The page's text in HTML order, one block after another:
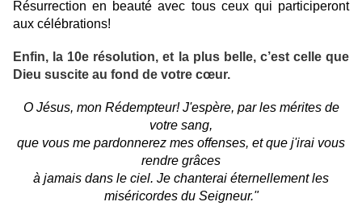
Résurrection en beauté avec tous ceux qui participeront
aux célébrations!
Enfin, la 10e résolution, et la plus belle, c’est celle que
Dieu suscite au fond de votre cœur.
O Jésus, mon Rédempteur! J'espère, par les mérites de
votre sang,
que vous me pardonnerez mes offenses, et que j'irai vous
rendre grâces
à jamais dans le ciel. Je chanterai éternellement les
miséricordes du Seigneur."